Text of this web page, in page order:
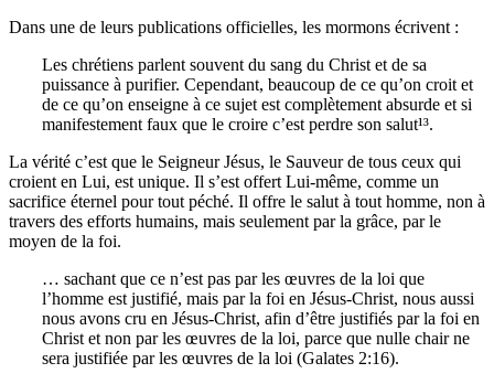
Dans une de leurs publications officielles, les mormons écrivent :
Les chrétiens parlent souvent du sang du Christ et de sa
puissance à purifier. Cependant, beaucoup de ce qu’on croit et
de ce qu’on enseigne à ce sujet est complètement absurde et si
manifestement faux que le croire c’est perdre son salut¹³.
La vérité c’est que le Seigneur Jésus, le Sauveur de tous ceux qui
croient en Lui, est unique. Il s’est offert Lui-même, comme un
sacrifice éternel pour tout péché. Il offre le salut à tout homme, non à
travers des efforts humains, mais seulement par la grâce, par le
moyen de la foi.
… sachant que ce n’est pas par les œuvres de la loi que
l’homme est justifié, mais par la foi en Jésus-Christ, nous aussi
nous avons cru en Jésus-Christ, afin d’être justifiés par la foi en
Christ et non par les œuvres de la loi, parce que nulle chair ne
sera justifiée par les œuvres de la loi (Galates 2:16).